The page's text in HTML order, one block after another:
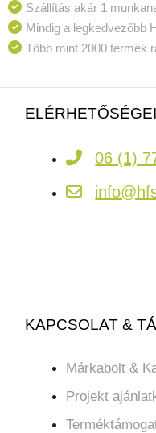
Szállítás akár 1
Mindig a legkedvezőbb
Több mint 2000 termék
06 (1)
KAPCSOLAT &
Márkabolt &
Projekt